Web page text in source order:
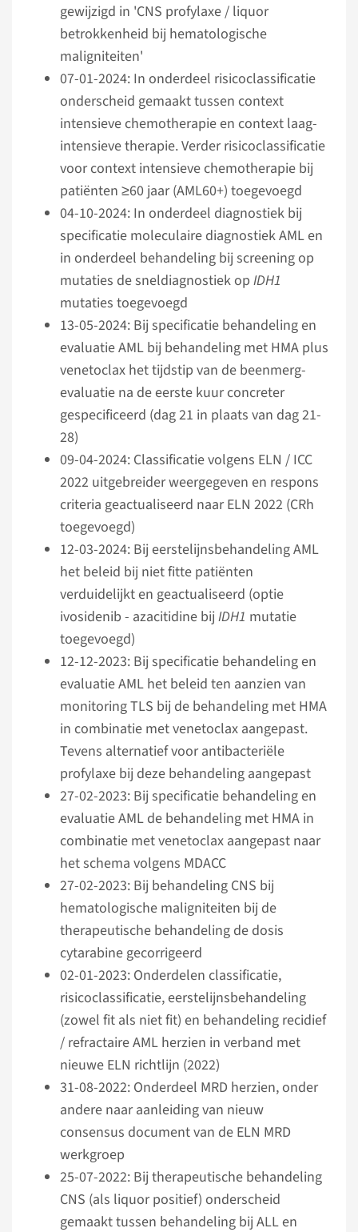
gewijzigd in 'CNS profylaxe / liquor
betrokkenheid bij hematologische
maligniteiten'
07-01-2024: In onderdeel risicoclassificatie
onderscheid gemaakt tussen context
intensieve chemotherapie en context laag-
intensieve therapie. Verder risico­classificatie
voor context intensieve chemotherapie bij
patiënten ≥60 jaar (AML60+) toegevoegd
04-10-2024: In onderdeel diagnostiek bij
specificatie moleculaire diagnostiek AML en
in onderdeel behandeling bij screening op
mutaties de sneldiagnostiek op IDH1
mutaties toegevoegd
13-05-2024: Bij specificatie behandeling en
evaluatie AML bij behandeling met HMA plus
venetoclax het tijdstip van de beenmerg­
evaluatie na de eerste kuur concreter
gespecificeerd (dag 21 in plaats van dag 21-
28)
09-04-2024: Classificatie volgens ELN / ICC
2022 uitgebreider weergegeven en respons
criteria geactualiseerd naar ELN 2022 (CRh
toegevoegd)
12-03-2024: Bij eerstelijnsbehandeling AML
het beleid bij niet fitte patiënten
verduidelijkt en geactualiseerd (optie
ivosidenib - azacitidine bijIDH1 mutatie
toegevoegd)
12-12-2023: Bij specificatie behandeling en
evaluatie AML het beleid ten aanzien van
monitoring TLS bij de behandeling met HMA
in combinatie met venetoclax aangepast.
Tevens alternatief voor antibacteriële
profylaxe bij deze behandeling aangepast
27-02-2023: Bij specificatie behandeling en
evaluatie AML de behandeling met HMA in
combinatie met venetoclax aangepast naar
het schema volgens MDACC
27-02-2023: Bij behandeling CNS bij
hematologische maligniteiten bij de
therapeutische behandeling de dosis
cytarabine gecorrigeerd
02-01-2023: Onderdelen classificatie,
risicoclassificatie, eerstelijnsbehandeling
(zowel fit als niet fit) en behandeling recidief
/ refractaire AML herzien in verband met
nieuwe ELN richtlijn (2022)
31-08-2022: Onderdeel MRD herzien, onder
andere naar aanleiding van nieuw
consensus document van de ELN MRD
werkgroep
25-07-2022: Bij therapeutische behandeling
CNS (als liquor positief) onderscheid
gemaakt tussen behandeling bij ALL en